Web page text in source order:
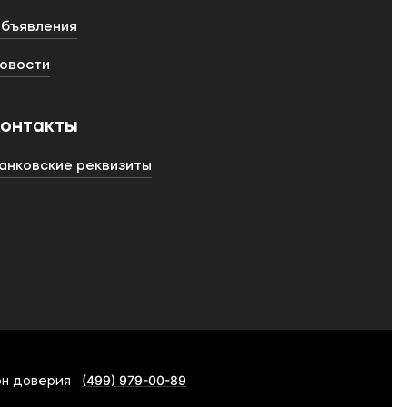
реквизиты
доверия (499) 979-00-89